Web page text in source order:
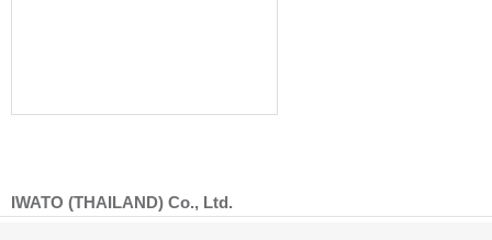
IWATO (THAILAND) Co., Ltd.